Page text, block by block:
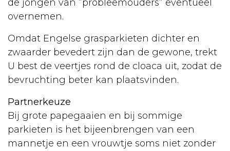
de jongen van “probleemouders” eventueel
overnemen.
Omdat Engelse grasparkieten dichter en
zwaarder bevedert zijn dan de gewone, trekt
U best de veertjes rond de cloaca uit, zodat de
bevruchting beter kan plaatsvinden.
Partnerkeuze
Bij grote papegaaien en bij sommige
parkieten is het bijeenbrengen van een
mannetje en een vrouwtje soms niet zonder